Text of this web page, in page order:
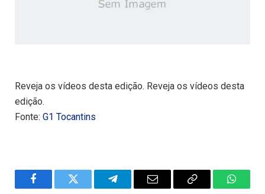
Reveja os vídeos desta edição. Reveja os vídeos desta
edição.
Fonte: G1 Tocantins
FacebookTwitter TelegramEmail
Copy